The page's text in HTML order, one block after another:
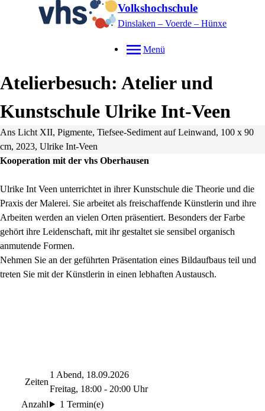
Volkshochschule
Dinslaken – Voerde – Hünxe
Menü
Atelierbesuch: Atelier und
Kunstschule Ulrike Int-Veen
Ans Licht XII, Pigmente, Tiefsee-Sediment auf Leinwand, 100 x 90
cm, 2023, Ulrike Int-Veen
Kooperation mit der vhs Oberhausen
Ulrike Int Veen unterrichtet in ihrer Kunstschule die Theorie und die
Praxis der Malerei. Sie arbeitet als freischaffende Künstlerin und ihre
Arbeiten werden an vielen Orten präsentiert. Besonders der Farbe
gehört ihre Leidenschaft, mit ihr gestaltet sie sensibel organisch
anmutende Formen.
Nehmen Sie an der geführten Präsentation eines Bildaufbaus teil und
treten Sie mit der Künstlerin in einen lebhaften Austausch.
Zeiten
1 Abend, 18.09.2026
Freitag, 18:00 - 20:00 Uhr
Anzahl
1 Termin(e)